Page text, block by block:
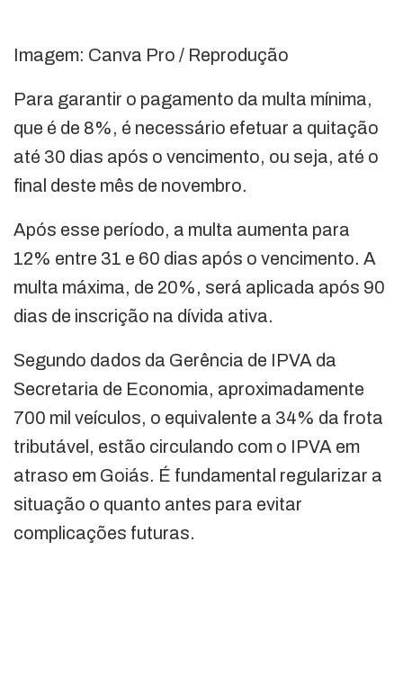
Imagem: Canva Pro / Reprodução
Para garantir o pagamento da multa mínima,
que é de 8%, é necessário efetuar a quitação
até 30 dias após o vencimento, ou seja, até o
final deste mês de novembro.
Após esse período, a multa aumenta para
12% entre 31 e 60 dias após o vencimento. A
multa máxima, de 20%, será aplicada após 90
dias de inscrição na dívida ativa.
Segundo dados da Gerência de IPVA da
Secretaria de Economia, aproximadamente
700 mil veículos, o equivalente a 34% da frota
tributável, estão circulando com o IPVA em
atraso em Goiás. É fundamental regularizar a
situação o quanto antes para evitar
complicações futuras.